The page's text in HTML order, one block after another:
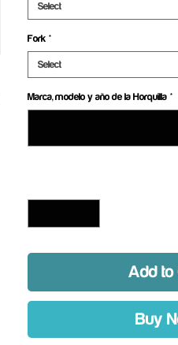
Select
Fork *
Select
Marca, modelo y año de la Horquilla *
Add to
Buy